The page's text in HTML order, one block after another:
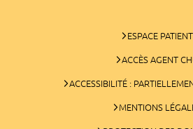
ESPACE PATIENT
ACCÈS AGENT
ACCESSIBILITÉ :
MENTIONS